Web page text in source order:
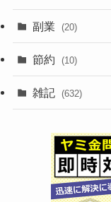
副業 (20)
節約 (10)
雑記 (632)